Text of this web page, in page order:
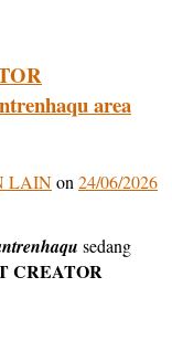
area
LAINon 24/06/2026
sedang
CREATOR